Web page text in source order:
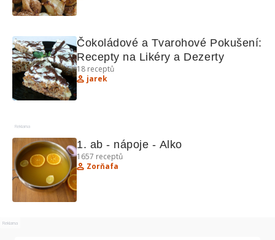
Čokoládové a Tvarohové Pokušení:
Recepty na Likéry a Dezerty
18 receptů
jarek
Reklama
1. ab - nápoje - Alko
1657 receptů
Zorňafa
Reklama